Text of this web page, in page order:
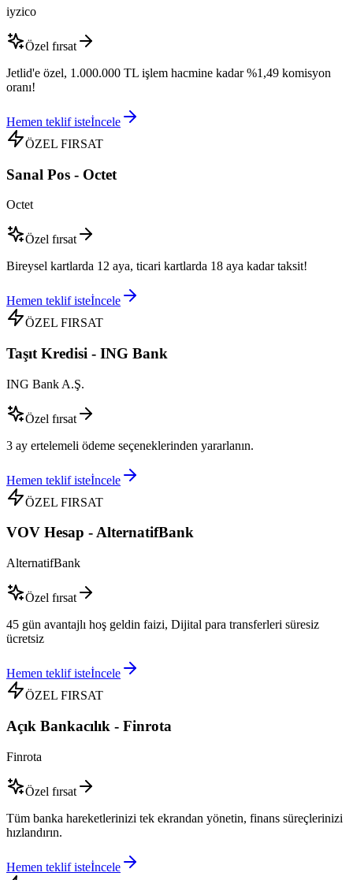
iyzico
Özel fırsat
Jetlid'e özel, 1.000.000 TL işlem hacmine kadar %1,49 komisyon
oranı!
Hemen teklif isteİncele
ÖZEL FIRSAT
Sanal Pos - Octet
Octet
Özel fırsat
Bireysel kartlarda 12 aya, ticari kartlarda 18 aya kadar taksit!
Hemen teklif isteİncele
ÖZEL FIRSAT
Taşıt Kredisi - ING Bank
ING Bank A.Ş.
Özel fırsat
3 ay ertelemeli ödeme seçeneklerinden yararlanın.
Hemen teklif isteİncele
ÖZEL FIRSAT
VOV Hesap - AlternatifBank
AlternatifBank
Özel fırsat
45 gün avantajlı hoş geldin faizi, Dijital para transferleri süresiz
ücretsiz
Hemen teklif isteİncele
ÖZEL FIRSAT
Açık Bankacılık - Finrota
Finrota
Özel fırsat
Tüm banka hareketlerinizi tek ekrandan yönetin, finans süreçlerinizi
hızlandırın.
Hemen teklif isteİncele